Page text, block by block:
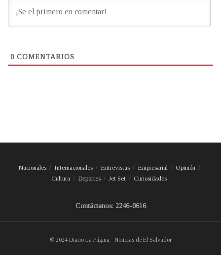
0 COMENTARIOS
Nacionales Internacionales Entrevistas Empresarial
Opinión
Cultura
Deportes Jet Set Curiosidades
Contáctanos: 2246-0616
© 2024 Diario La Página - Noticias de El Salvador